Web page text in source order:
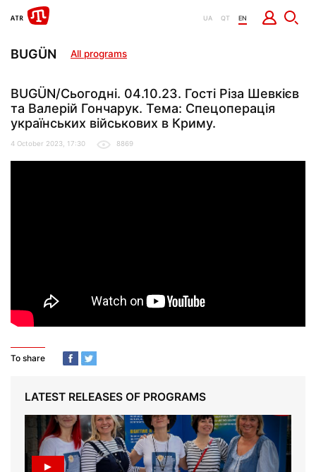
UA QT EN
BUGÜN All programs
BUGÜN/Сьогодні. 04.10.23. Гості Різа Шевкієв
та Валерій Гончарук. Тема: Спецоперація
українських військових в Криму.
4 October 2023, 17:30 8869
To share
LATEST RELEASES OF PROGRAMS